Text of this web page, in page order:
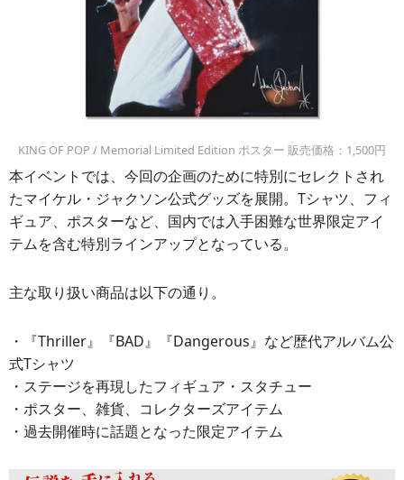
KING OF POP / Memorial Limited Edition ポスター 販売価格：1,500円
本イベントでは、今回の企画のために特別にセレクトされ
たマイケル・ジャクソン公式グッズを展開。Tシャツ、フィ
ギュア、ポスターなど、国内では入手困難な世界限定アイ
テムを含む特別ラインアップとなっている。
主な取り扱い商品は以下の通り。
・『Thriller』『BAD』『Dangerous』など歴代アルバム公
式Tシャツ
・ステージを再現したフィギュア・スタチュー
・ポスター、雑貨、コレクターズアイテム
・過去開催時に話題となった限定アイテム